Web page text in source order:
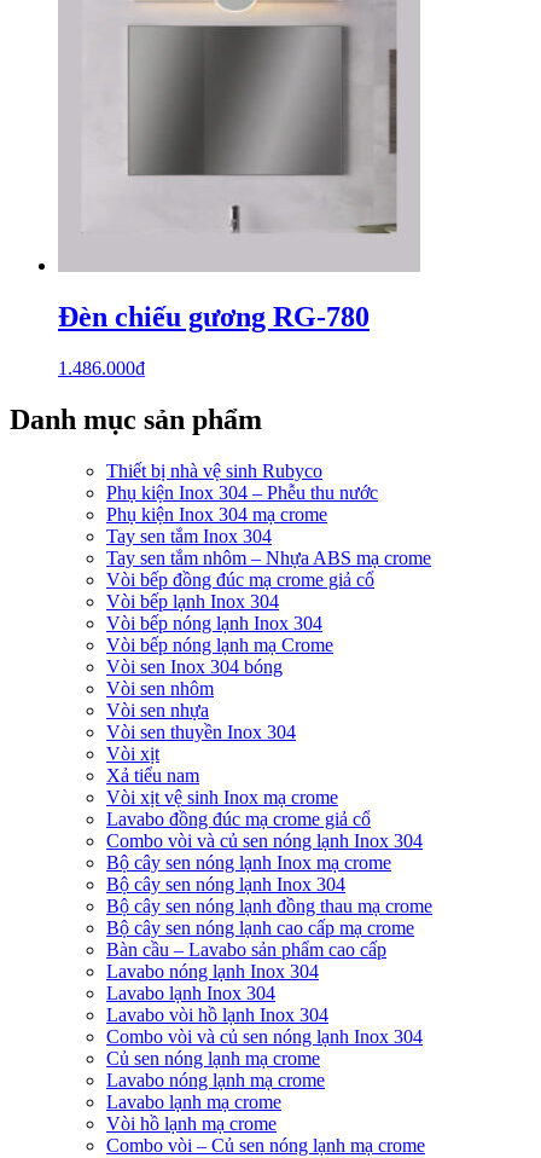
Đèn chiếu gương RG-780
1.486.000₫
Danh mục sản phẩm
Thiết bị nhà vệ sinh Rubyco
Phụ kiện Inox 304 – Phễu thu nước
Phụ kiện Inox 304 mạ crome
Tay sen tắm Inox 304
Tay sen tắm nhôm – Nhựa ABS mạ crome
Vòi bếp đồng đúc mạ crome giả cổ
Vòi bếp lạnh Inox 304
Vòi bếp nóng lạnh Inox 304
Vòi bếp nóng lạnh mạ Crome
Vòi sen Inox 304 bóng
Vòi sen nhôm
Vòi sen nhựa
Vòi sen thuyền Inox 304
Vòi xịt
Xả tiểu nam
Vòi xịt vệ sinh Inox mạ crome
Lavabo đồng đúc mạ crome giả cổ
Combo vòi và củ sen nóng lạnh Inox 304
Bộ cây sen nóng lạnh Inox mạ crome
Bộ cây sen nóng lạnh Inox 304
Bộ cây sen nóng lạnh đồng thau mạ crome
Bộ cây sen nóng lạnh cao cấp mạ crome
Bàn cầu – Lavabo sản phẩm cao cấp
Lavabo nóng lạnh Inox 304
Lavabo lạnh Inox 304
Lavabo vòi hồ lạnh Inox 304
Combo vòi và củ sen nóng lạnh Inox 304
Củ sen nóng lạnh mạ crome
Lavabo nóng lạnh mạ crome
Lavabo lạnh mạ crome
Vòi hồ lạnh mạ crome
Combo vòi – Củ sen nóng lạnh mạ crome